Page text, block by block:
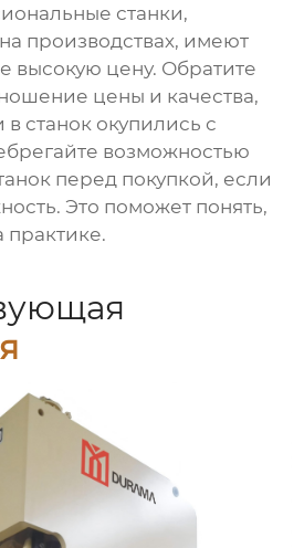
станки,
производствах, имеют
высокую цену. Обратите
цены и качества,
станок окупились с
возможностью
перед покупкой, если
Это поможет понять,
практике.